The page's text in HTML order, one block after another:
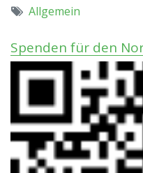
Allgemein
Spenden für den